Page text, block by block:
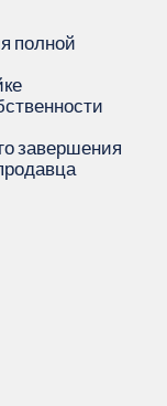
полной
завершения